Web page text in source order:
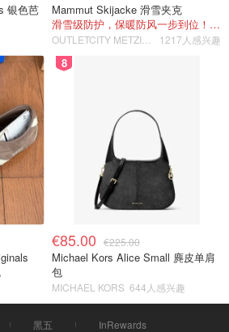
银色芭
Mammut Skijacke 滑雪夹克
滑雪级防护，保暖防风一步到位！仅剩s！
1217人感兴趣
8
€85.00 €225.00
Michael Kors Alice Small 麂皮单肩
包
MICHAEL KORS 644人感兴趣
黑五
InRewards